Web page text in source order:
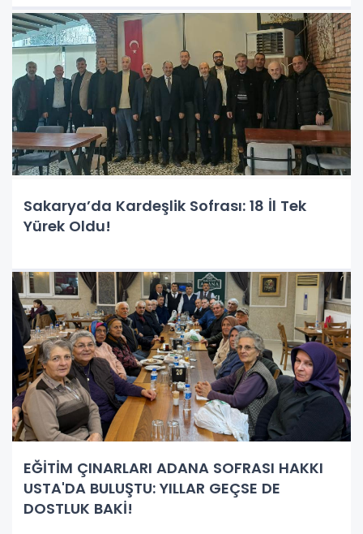
Sakarya’da Kardeşlik Sofrası: 18 İl Tek
Yürek Oldu!
EĞİTİM ÇINARLARI ADANA SOFRASI HAKKI
USTA'DA BULUŞTU: YILLAR GEÇSE DE
DOSTLUK BAKİ!